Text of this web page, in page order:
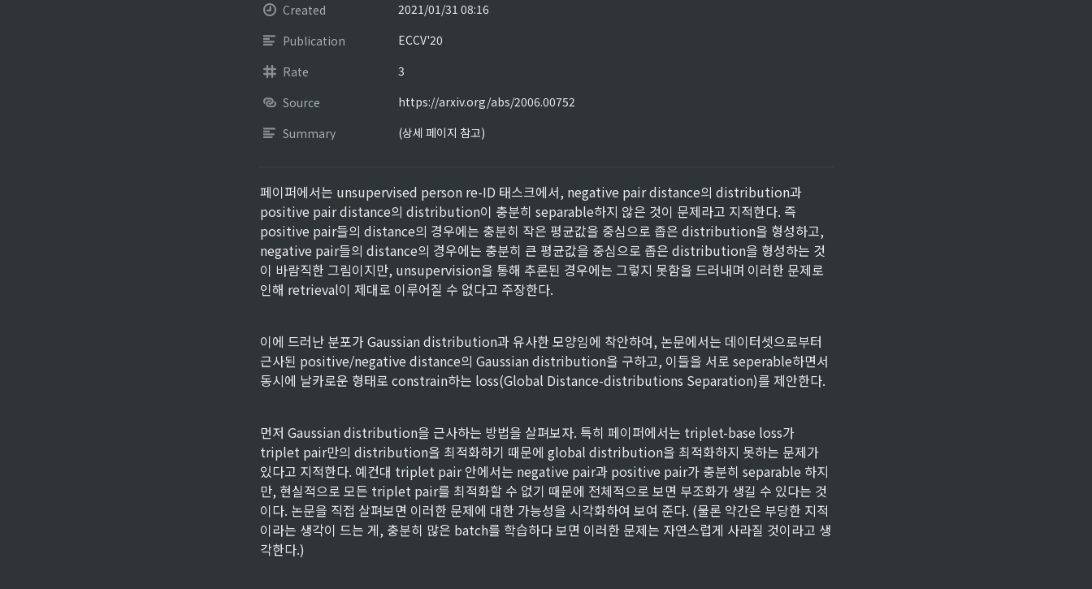
Created
2021/01/31 08:16
Publication
ECCV'20
Rate
3
Source
https://arxiv.org/abs/2006.00752
Summary
(상세 페이지 참고)
페이퍼에서는 unsupervised person re-ID 태스크에서, negative pair distance의 distribution과
positive pair distance의 distribution이 충분히 separable하지 않은 것이 문제라고 지적한다. 즉
positive pair들의 distance의 경우에는 충분히 작은 평균값을 중심으로 좁은 distribution을 형성하고,
negative pair들의 distance의 경우에는 충분히 큰 평균값을 중심으로 좁은 distribution을 형성하는 것
이 바람직한 그림이지만, unsupervision을 통해 추론된 경우에는 그렇지 못함을 드러내며 이러한 문제로
인해 retrieval이 제대로 이루어질 수 없다고 주장한다.
이에 드러난 분포가 Gaussian distribution과 유사한 모양임에 착안하여, 논문에서는 데이터셋으로부터
근사된 positive/negative distance의 Gaussian distribution을 구하고, 이들을 서로 seperable하면서
동시에 날카로운 형태로 constrain하는 loss(Global Distance-distributions Separation)를 제안한다.
먼저 Gaussian distribution을 근사하는 방법을 살펴보자. 특히 페이퍼에서는 triplet-base loss가
triplet pair만의 distribution을 최적화하기 때문에 global distribution을 최적화하지 못하는 문제가
있다고 지적한다. 예컨대 triplet pair 안에서는 negative pair과 positive pair가 충분히 separable 하지
만, 현실적으로 모든 triplet pair를 최적화할 수 없기 때문에 전체적으로 보면 부조화가 생길 수 있다는 것
이다. 논문을 직접 살펴보면 이러한 문제에 대한 가능성을 시각화하여 보여 준다. (물론 약간은 부당한 지적
이라는 생각이 드는 게, 충분히 많은 batch를 학습하다 보면 이러한 문제는 자연스럽게 사라질 것이라고 생
각한다.)